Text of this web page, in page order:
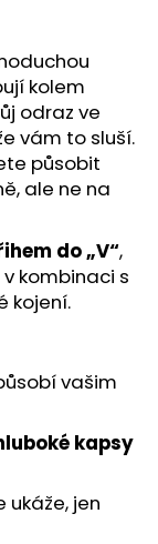
kolem
odraz ve
vám to sluší.
působit
ale ne na
do „V“,
kombinaci s
kojení.
vašim
kapsy
ukáže, jen